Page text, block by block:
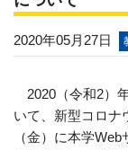
2020年05月27日
2020（令和2）
いて、新型コロナ
（金）に本学